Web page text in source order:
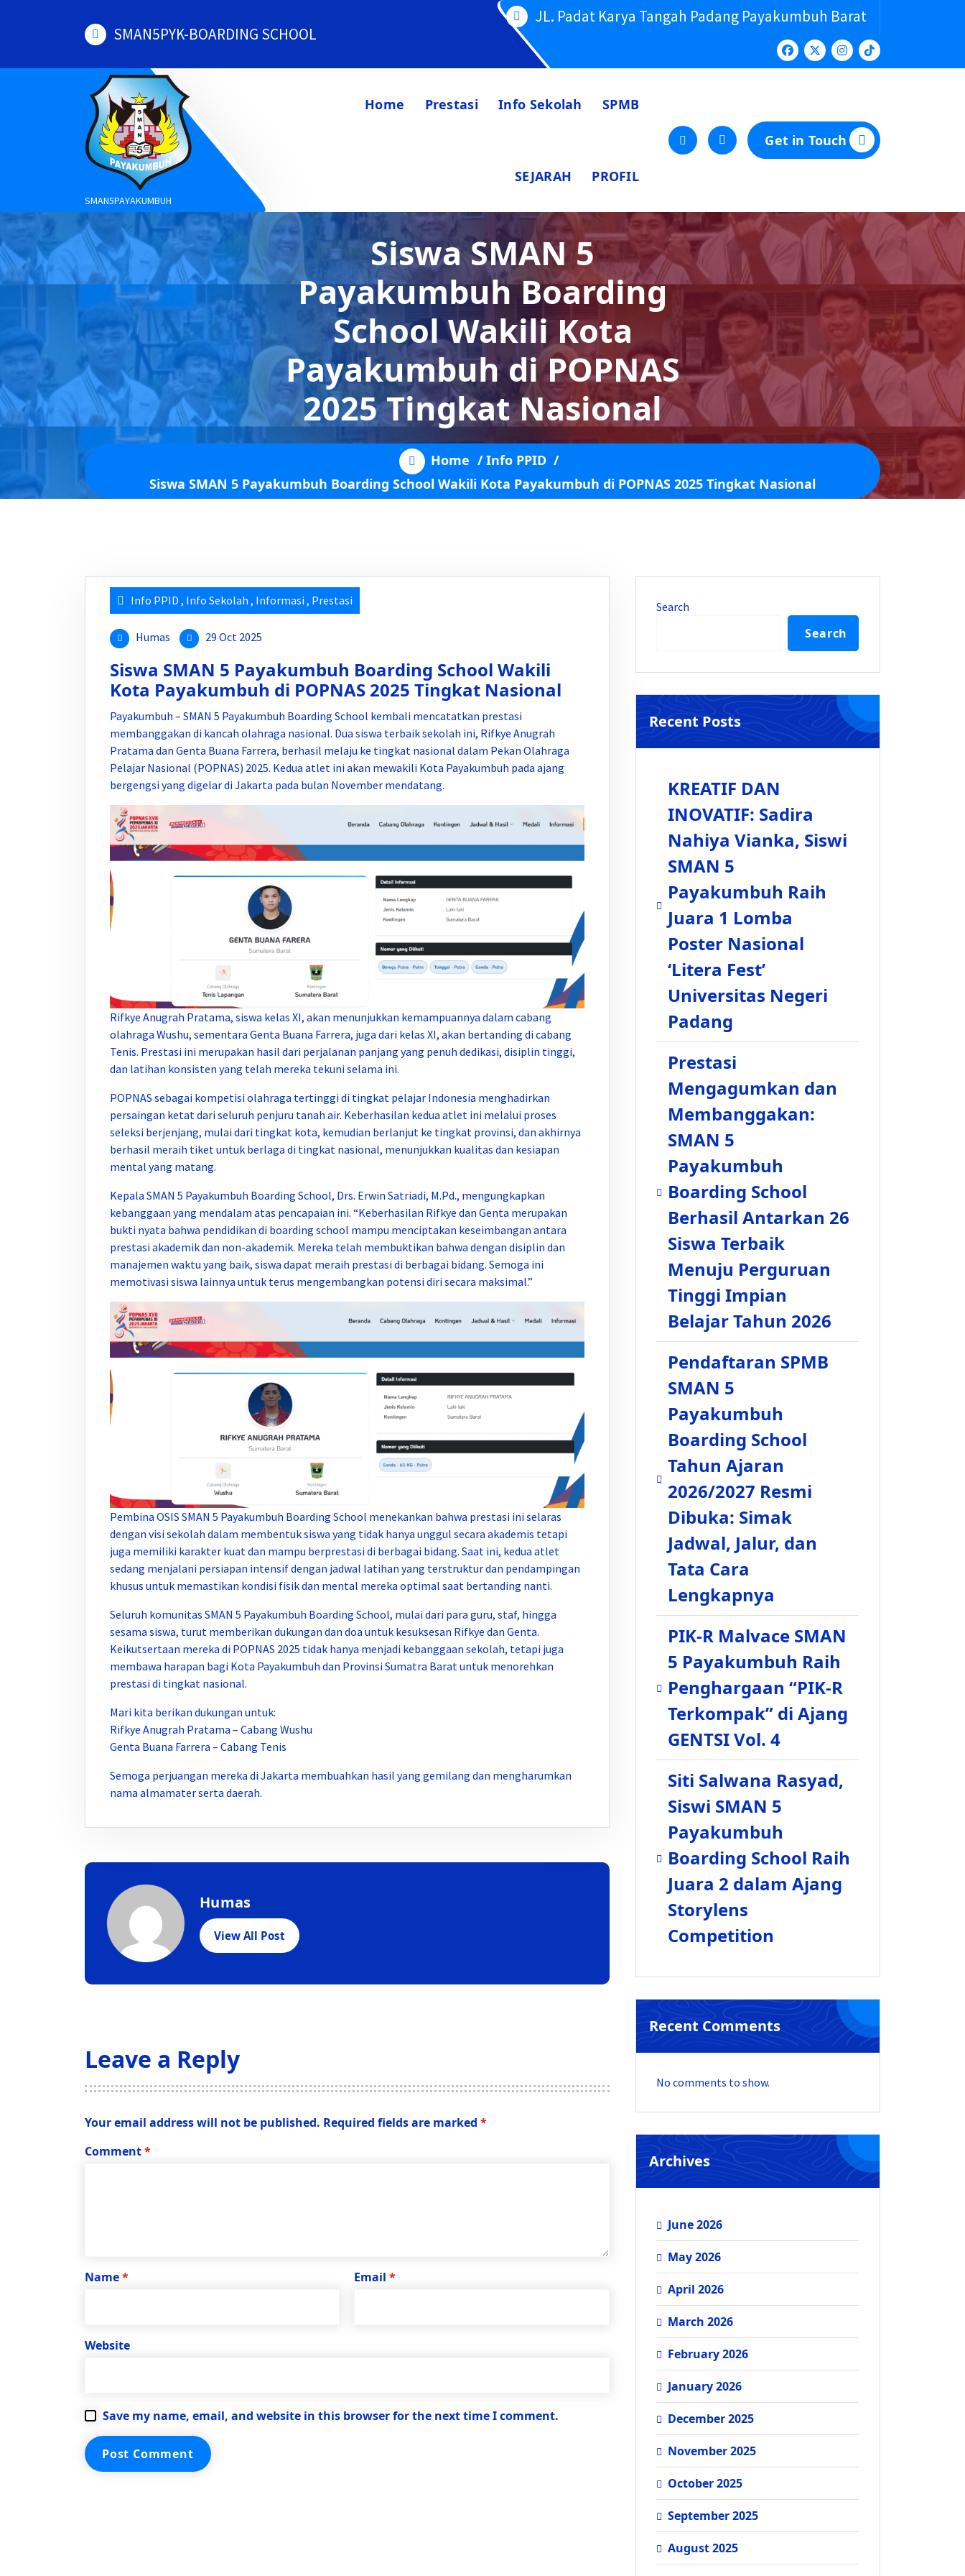
SMAN5PYK-BOARDING SCHOOL
JL. Padat Karya Tangah Padang Payakumbuh Barat
SMAN5PAYAKUMBUH
Home Prestasi Info Sekolah SPMB
SEJARAH PROFIL
Get in Touch
Siswa SMAN 5
Payakumbuh Boarding
School Wakili Kota
Payakumbuh di POPNAS
2025 Tingkat Nasional
Home /Info PPID/
Siswa SMAN 5 Payakumbuh Boarding School Wakili Kota Payakumbuh di POPNAS 2025 Tingkat Nasional
Info PPID , Info Sekolah , Informasi, Prestasi
Humas 29 Oct 2025
Siswa SMAN 5 Payakumbuh Boarding School Wakili
Kota Payakumbuh di POPNAS 2025 Tingkat Nasional
Payakumbuh – SMAN 5 Payakumbuh Boarding School kembali mencatatkan prestasi
membanggakan di kancah olahraga nasional. Dua siswa terbaik sekolah ini, Rifkye Anugrah
Pratama dan Genta Buana Farrera, berhasil melaju ke tingkat nasional dalam Pekan Olahraga
Pelajar Nasional (POPNAS) 2025. Kedua atlet ini akan mewakili Kota Payakumbuh pada ajang
bergengsi yang digelar di Jakarta pada bulan November mendatang.
Rifkye Anugrah Pratama, siswa kelas XI, akan menunjukkan kemampuannya dalam cabang
olahraga Wushu, sementara Genta Buana Farrera, juga dari kelas XI, akan bertanding di cabang
Tenis. Prestasi ini merupakan hasil dari perjalanan panjang yang penuh dedikasi, disiplin tinggi,
dan latihan konsisten yang telah mereka tekuni selama ini.
POPNAS sebagai kompetisi olahraga tertinggi di tingkat pelajar Indonesia menghadirkan
persaingan ketat dari seluruh penjuru tanah air. Keberhasilan kedua atlet ini melalui proses
seleksi berjenjang, mulai dari tingkat kota, kemudian berlanjut ke tingkat provinsi, dan akhirnya
berhasil meraih tiket untuk berlaga di tingkat nasional, menunjukkan kualitas dan kesiapan
mental yang matang.
Kepala SMAN 5 Payakumbuh Boarding School, Drs. Erwin Satriadi, M.Pd., mengungkapkan
kebanggaan yang mendalam atas pencapaian ini. “Keberhasilan Rifkye dan Genta merupakan
bukti nyata bahwa pendidikan di boarding school mampu menciptakan keseimbangan antara
prestasi akademik dan non-akademik. Mereka telah membuktikan bahwa dengan disiplin dan
manajemen waktu yang baik, siswa dapat meraih prestasi di berbagai bidang. Semoga ini
memotivasi siswa lainnya untuk terus mengembangkan potensi diri secara maksimal.”
Pembina OSIS SMAN 5 Payakumbuh Boarding School menekankan bahwa prestasi ini selaras
dengan visi sekolah dalam membentuk siswa yang tidak hanya unggul secara akademis tetapi
juga memiliki karakter kuat dan mampu berprestasi di berbagai bidang. Saat ini, kedua atlet
sedang menjalani persiapan intensif dengan jadwal latihan yang terstruktur dan pendampingan
khusus untuk memastikan kondisi fisik dan mental mereka optimal saat bertanding nanti.
Seluruh komunitas SMAN 5 Payakumbuh Boarding School, mulai dari para guru, staf, hingga
sesama siswa, turut memberikan dukungan dan doa untuk kesuksesan Rifkye dan Genta.
Keikutsertaan mereka di POPNAS 2025 tidak hanya menjadi kebanggaan sekolah, tetapi juga
membawa harapan bagi Kota Payakumbuh dan Provinsi Sumatra Barat untuk menorehkan
prestasi di tingkat nasional.
Mari kita berikan dukungan untuk:
Rifkye Anugrah Pratama – Cabang Wushu
Genta Buana Farrera – Cabang Tenis
Semoga perjuangan mereka di Jakarta membuahkan hasil yang gemilang dan mengharumkan
nama almamater serta daerah.
Humas
View All Post
Leave a Reply
Your email address will not be published. Required fields are marked *
Comment*
Name* Email*
Website
Save my name, email, and website in this browser for the next time I comment.
Search
Search
Recent Posts
KREATIF DAN
INOVATIF: Sadira
Nahiya Vianka, Siswi
SMAN 5
Payakumbuh Raih
Juara 1 Lomba
Poster Nasional
‘Litera Fest’
Universitas Negeri
Padang
Prestasi
Mengagumkan dan
Membanggakan:
SMAN 5
Payakumbuh
Boarding School
Berhasil Antarkan 26
Siswa Terbaik
Menuju Perguruan
Tinggi Impian
Belajar Tahun 2026
Pendaftaran SPMB
SMAN 5
Payakumbuh
Boarding School
Tahun Ajaran
2026/2027 Resmi
Dibuka: Simak
Jadwal, Jalur, dan
Tata Cara
Lengkapnya
PIK-R Malvace SMAN
5 Payakumbuh Raih
Penghargaan “PIK-R
Terkompak” di Ajang
GENTSI Vol. 4
Siti Salwana Rasyad,
Siswi SMAN 5
Payakumbuh
Boarding School Raih
Juara 2 dalam Ajang
Storylens
Competition
Recent Comments
No comments to show.
Archives
June 2026
May 2026
April 2026
March 2026
February 2026
January 2026
December 2025
November 2025
October 2025
September 2025
August 2025